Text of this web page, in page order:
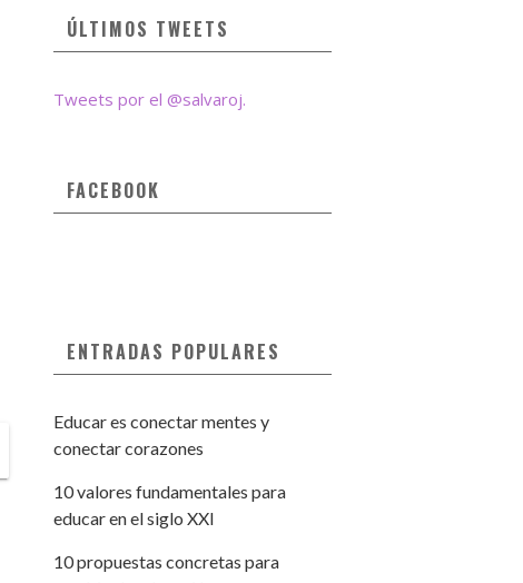
ÚLTIMOS TWEETS
Tweets por el @salvaroj.
FACEBOOK
ENTRADAS POPULARES
Educar es conectar mentes y
conectar corazones
10 valores fundamentales para
educar en el siglo XXI
10 propuestas concretas para